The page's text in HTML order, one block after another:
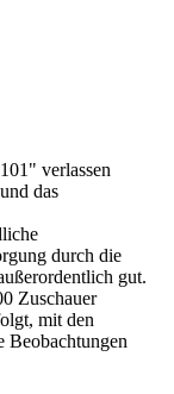
verlassen
das
durch die
gut.
Zuschauer
mit den
Beobachtungen